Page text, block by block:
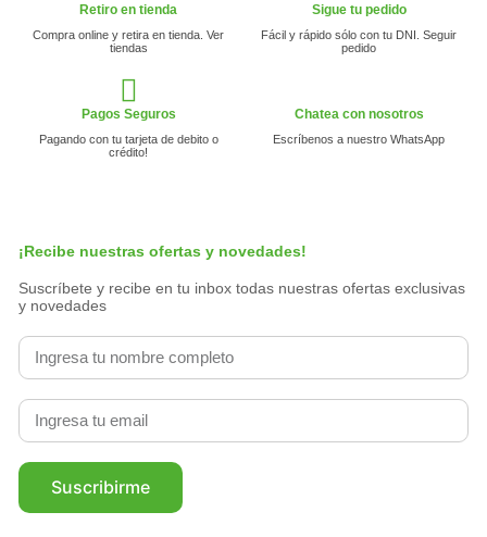
Retiro en tienda
Compra online y retira en tienda. Ver
tiendas
Pagos Seguros
Pagando con tu tarjeta de debito o
crédito!
Sigue tu pedido
Fácil y rápido sólo con tu DNI. Seguir
pedido
Chatea con nosotros
Escríbenos a nuestro WhatsApp
¡Recibe nuestras ofertas y novedades!
Suscríbete y recibe en tu inbox todas nuestras ofertas exclusivas
y novedades
Suscribirme